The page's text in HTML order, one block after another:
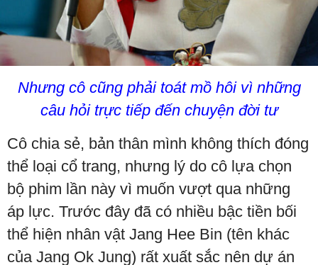
Nhưng cô cũng phải toát mồ hôi vì những
câu hỏi trực tiếp đến chuyện đời tư
Cô chia sẻ, bản thân mình không thích đóng
thể loại cổ trang, nhưng lý do cô lựa chọn
bộ phim lần này vì muốn vượt qua những
áp lực. Trước đây đã có nhiều bậc tiền bối
thể hiện nhân vật Jang Hee Bin (tên khác
của Jang Ok Jung) rất xuất sắc nên dự án